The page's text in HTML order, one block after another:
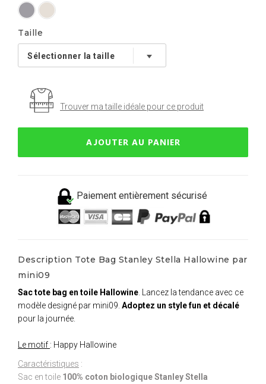
Taille
Trouver ma taille idéale pour ce produit
AJOUTER AU PANIER
Paiement entièrement sécurisé
Description Tote Bag Stanley Stella Hallowine par
mini09
Sac tote bag en toile Hallowine . Lancez la tendance avec ce
modèle designé par mini09. Adoptez un style fun et décalé
pour la journée.
Le motif : Happy Hallowine
Caractéristiques :
Sac en toile 100% coton biologique Stanley Stella